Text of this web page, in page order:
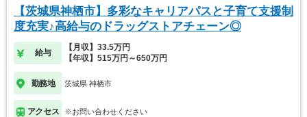
【茨城県神栖市】多彩なキャリアパスと子育て支援制
度充実♪高給与のドラッグストアチェーン◎
給与
【月収】33.5万円
【年収】515万円～650万円
勤務地 茨城県 神栖市
アクセス ※お問い合わせください